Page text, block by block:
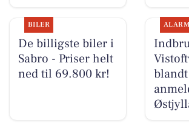
BILER
De billigste biler i
Sabro - Priser helt
ned til 69.800 kr!
blandt